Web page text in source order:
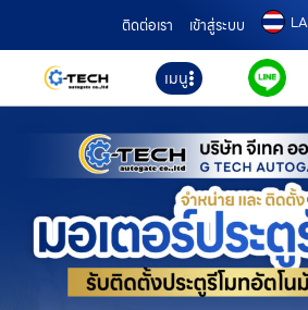
ติดต่อเรา เข้าสู่ระบบ
เมนู